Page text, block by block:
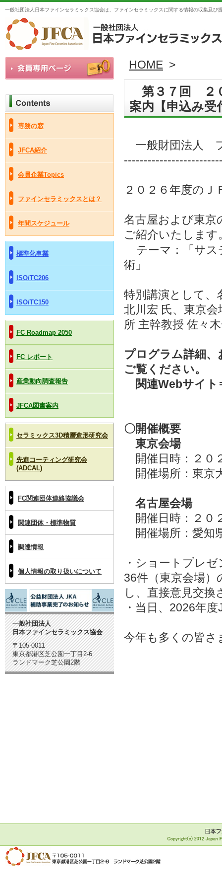
一般社団法人日本ファインセラミックス協会は、ファインセラミックスに関する情報の収集及
専務の窓
JFCA紹介
会員企業Topics
ファインセラミックスとは？
年間スケジュール
標準化事業
ISO/TC206
ISO/TC150
FC Roadmap 2050
FC レポート
産業動向調査報告
JFCA図書案内
セラミックス3D積層造形研究会
先進コーティング研究会
(ADCAL)
FC関連団体連絡協議会
関連団体・標準物質
調達情報
個人情報の取り扱いについて
一般社団法人
日本ファインセラミックス協会
〒105-0011
東京都港区芝公園一丁目2-6
ランドマーク芝公園2階
HOME >
第３７回 ２
案内【申込み
一般財団法人
２０２６年度の
名古屋および東京
ご紹介いたします
テーマ：「サス
術」
特別講演として、
北川宏 氏、東京
所 主幹教授 佐々
プログラム詳細
ご覧ください。
関連Webサイ
〇開催概要
東京会場
開催日時：２０
開催場所：東京
名古屋会場
開催日時：２０
開催場所：愛知
・ショートプレ
36件（東京会場）
し、直接意見交
・当日、2026年
今年も多くの皆